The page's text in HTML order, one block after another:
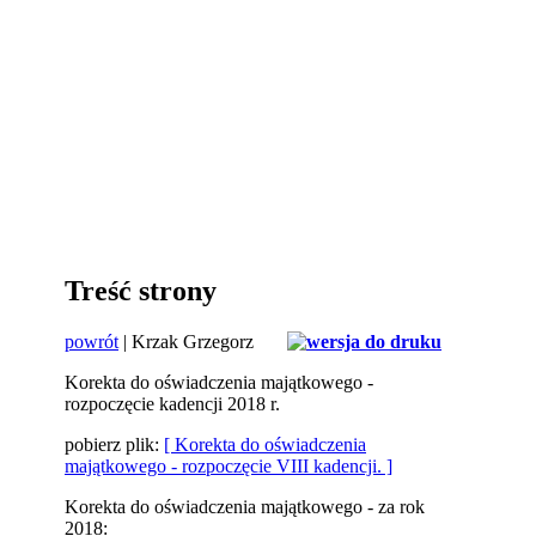
Treść strony
powrót | Krzak Grzegorz
Korekta do oświadczenia majątkowego -
rozpoczęcie kadencji 2018 r.
pobierz plik: [ Korekta do oświadczenia
majątkowego - rozpoczęcie VIII kadencji. ]
Korekta do oświadczenia majątkowego - za rok
2018: